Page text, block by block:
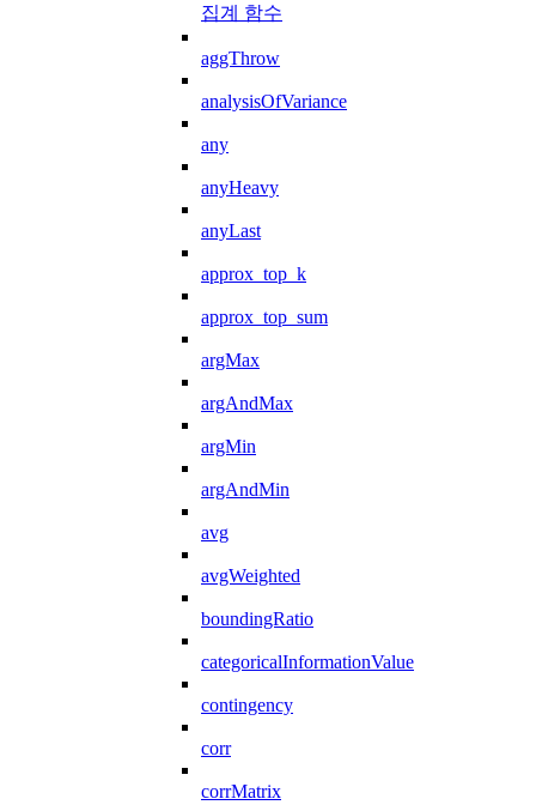
집계 함수
aggThrow
analysisOfVariance
any
anyHeavy
anyLast
approx_top_k
approx_top_sum
argMax
argAndMax
argMin
argAndMin
avg
avgWeighted
boundingRatio
categoricalInformationValue
contingency
corr
corrMatrix